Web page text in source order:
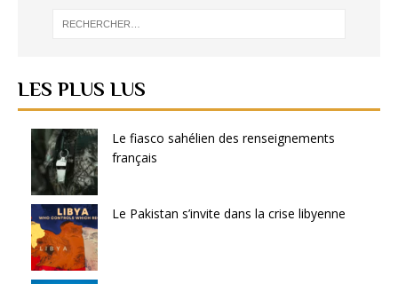
LES PLUS LUS
Le fiasco sahélien des renseignements
français
Le Pakistan s’invite dans la crise libyenne